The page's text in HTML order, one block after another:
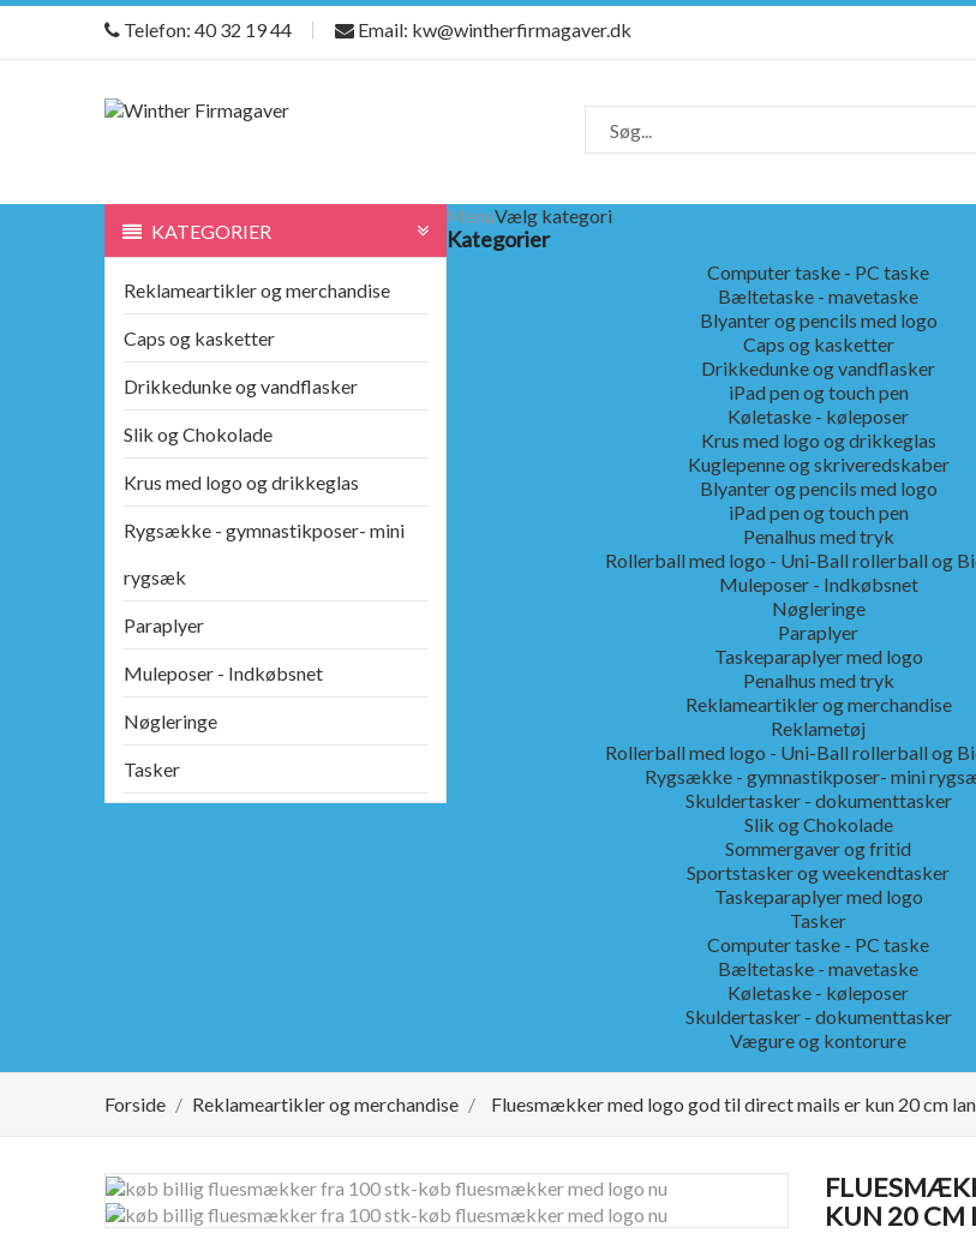
Telefon: 40 32 19 44 Email: kw@wintherfirmagaver.dk
KATEGORIER
Reklameartikler og merchandise
Caps og kasketter
Drikkedunke og vandflasker
Slik og Chokolade
Krus med logo og drikkeglas
Rygsække - gymnastikposer- mini
rygsæk
Paraplyer
Muleposer - Indkøbsnet
Nøgleringe
Tasker
MenuVælg kategori
Kategorier
Computer taske - PC taske
Bæltetaske - mavetaske
Blyanter og pencils med logo
Caps og kasketter
Drikkedunke og vandflasker
iPad pen og touch pen
Køletaske - køleposer
Krus med logo og drikkeglas
Kuglepenne og skriveredskaber
Blyanter og pencils med logo
iPad pen og touch pen
Penalhus med tryk
Rollerball med logo - Uni-Ball rollerball og
Muleposer - Indkøbsnet
Nøgleringe
Paraplyer
Taskeparaplyer med logo
Penalhus med tryk
Reklameartikler og merchandise
Reklametøj
Rollerball med logo - Uni-Ball rollerball og
Rygsække - gymnastikposer- mini
Skuldertasker - dokumenttasker
Slik og Chokolade
Sommergaver og fritid
Sportstasker og weekendtasker
Taskeparaplyer med logo
Tasker
Computer taske - PC taske
Bæltetaske - mavetaske
Køletaske - køleposer
Skuldertasker - dokumenttasker
Vægure og kontorure
Forside Reklameartikler og merchandise Fluesmækker med logo god til direct mails er kun 20 cm
KUN 20 CM